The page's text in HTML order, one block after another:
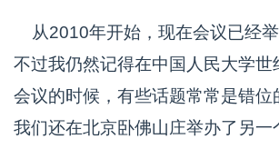
从2010年开始，现在会议已经举
不过我仍然记得在中国人民大学世
会议的时候，有些话题常常是错位
我们还在北京卧佛山庄举办了另一